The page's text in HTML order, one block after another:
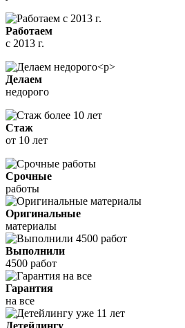
Работаем
с 2013 г.
Делаем
недорого
Стаж
от 10 лет
Срочные
работы
Оригинальные
материалы
Выполнили
4500 работ
Гарантия
на все
Детейлингу